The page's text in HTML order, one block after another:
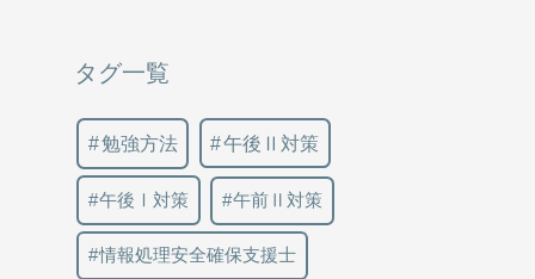
タグ一覧
勉強方法 午後Ⅱ対策
午後Ⅰ対策 午前Ⅱ対策
情報処理安全確保支援士